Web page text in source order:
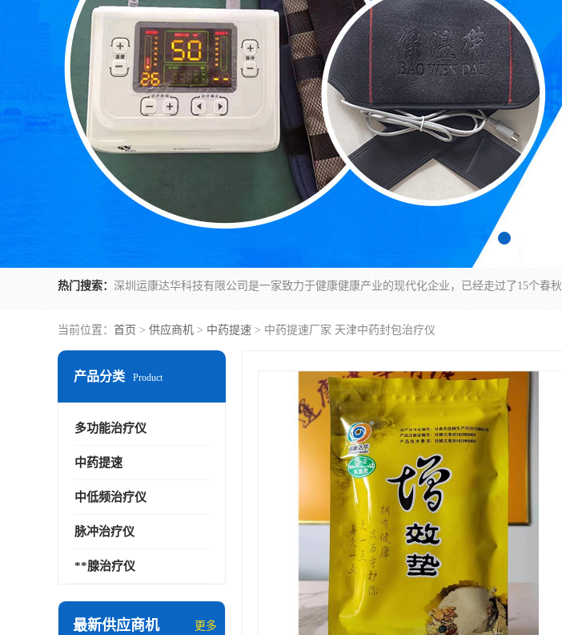
热门搜索：
当前位置： 首页 > 供应商机 > 中药提速 > 中药提速厂家 天津中药封包治疗仪
产品分类 Product
多功能治疗仪
中药提速
中低频治疗仪
脉冲治疗仪
**腺治疗仪
最新供应商机 更多